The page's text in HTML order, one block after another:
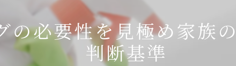
の必要性を見極め家族
判断基準